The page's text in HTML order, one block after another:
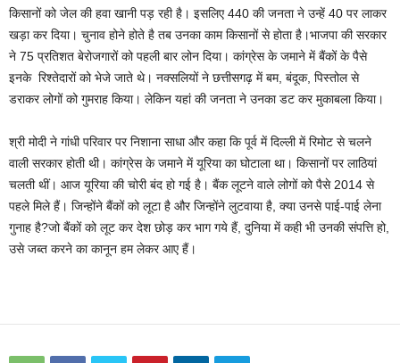
किसानों को जेल की हवा खानी पड़ रही है। इसलिए 440 की जनता ने उन्हें 40 पर लाकर
खड़ा कर दिया। चुनाव होने होते है तब उनका काम किसानों से होता है।भाजपा की सरकार
ने 75 प्रतिशत बेरोजगारों को पहली बार लोन दिया। कांग्रेस के जमाने में बैंकों के पैसे
इनके रिश्तेदारों को भेजे जाते थे। नक्सलियों ने छत्तीसगढ़ में बम, बंदूक, पिस्तोल से
डराकर लोगों को गुमराह किया। लेकिन यहां की जनता ने उनका डट कर मुकाबला किया।
श्री मोदी ने गांधी परिवार पर निशाना साधा और कहा कि पूर्व में दिल्ली में रिमोट से चलने
वाली सरकार होती थी। कांग्रेस के जमाने में यूरिया का घोटाला था। किसानों पर लाठियां
चलती थीं। आज यूरिया की चोरी बंद हो गई है। बैंक लूटने वाले लोगों को पैसे 2014 से
पहले मिले हैं। जिन्होंने बैंकों को लूटा है और जिन्होंने लुटवाया है, क्या उनसे पाई-पाई लेना
गुनाह है?जो बैंकों को लूट कर देश छोड़ कर भाग गये हैं, दुनिया में कही भी उनकी संपत्ति हो,
उसे जब्त करने का कानून हम लेकर आए हैं।